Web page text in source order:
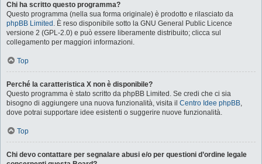
Chi ha scritto questo programma?
Questo programma (nella sua forma originale) è prodotto e rilasciato da
phpBB Limited . È reso disponibile sotto la GNU General Public Licence
versione 2 (GPL-2.0) e può essere liberamente distribuito; clicca sul
collegamento per maggiori informazioni.
Top
Perché la caratteristica X non è disponibile?
Questo programma è stato scritto da phpBB Limited. Se credi che ci sia
bisogno di aggiungere una nuova funzionalità, visita il Centro Idee phpBB,
dove potrai supportare idee esistenti o suggerire nuove funzionalità.
Top
Chi devo contattare per segnalare abusi e/o per questioni d’ordine legale